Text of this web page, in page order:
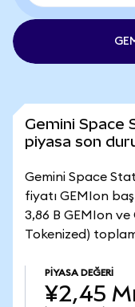
Gemini Space
piyasa son
Gemini Space
fiyatı GEMIon
3,86 B GEMIon
Tokenized)
PIYASA DEĞERI
¥2,45